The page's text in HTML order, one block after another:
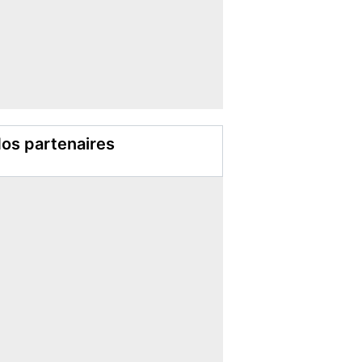
partenaires